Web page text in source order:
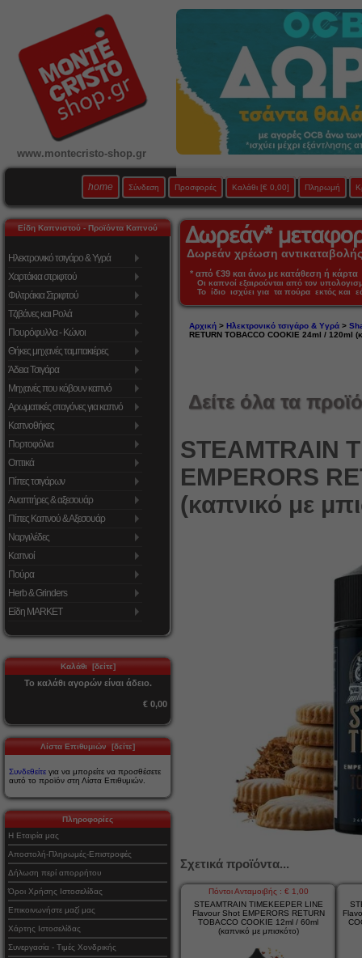
www.montecristo-shop.gr
home Σύνδεση Προσφορές Καλάθι [€ 0,00] Πληρωμή
Είδη Καπνιστού - Προϊόντα Καπνού
Ηλεκτρονικό τσιγάρο & Υγρά
Χαρτάκια στριφτού
Φιλτράκια Στριφτού
Τζιβάνες και Ρολά
Πουρόφυλλα - Κώνοι
Θήκες μηχανές ταμπακιέρες
Άδεια Τσιγάρα
Μηχανές που κόβουν καπνό
Αρωματικές σταγόνες για καπνό
Καπνοθήκες
Πορτοφόλια
Οπτικά
Πίπες τσιγάρων
Αναπτήρες & αξεσουάρ
Πίπες Καπνού & Αξεσουάρ
Ναργιλέδες
Καπνοί
Πούρα
Herb & Grinders
Είδη MARKET
Καλάθι [δείτε]
Το καλάθι αγορών είναι άδειο.
€ 0,00
Λίστα Επιθυμιών [δείτε]
Συνδεθείτε για να μπορείτε να προσθέσετε
αυτό το προϊόν στη Λίστα Επιθυμιών.
Πληροφορίες
Η Εταιρία μας
Αποστολή-Πληρωμές-Επιστροφές
Δήλωση περί απορρήτου
Όροι Χρήσης Ιστοσελίδας
Επικοινωνήστε μαζί μας
Χάρτης Ιστοσελίδας
Συνεργασία - Τιμές Χονδρικής
Δωρεάν χρέωση
* από €39 και άνω με κατάθεση ή
Οι καπνοί εξαιρούνται από τον
Το ίδιο ισχύει για τα πούρα εκτός και
Αρχική> Ηλεκτρονικό τσιγάρο & Υγρά>
RETURN TOBACCO COOKIE 24ml / 120ml
Δείτε όλα τα
STEAMTRAIN
EMPERORS
(καπνικό με
Σχετικά προϊόντα...
Πόντοι Ανταμοιβής : € 1,00
STEAMTRAIN TIMEKEEPER LINE
Flavour Shot EMPERORS RETURN
TOBACCO COOKIE 12ml / 60ml
(καπνικό με μπισκότο)